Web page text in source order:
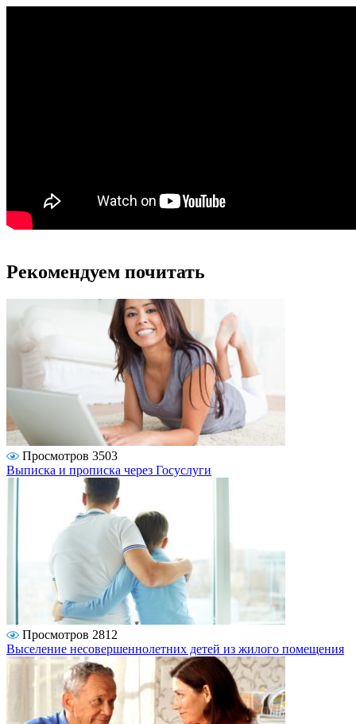
Рекомендуем почитать
Просмотров 3503
Выписка и прописка через Госуслуги
Просмотров 2812
Выселение несовершеннолетних детей из жилого помещения